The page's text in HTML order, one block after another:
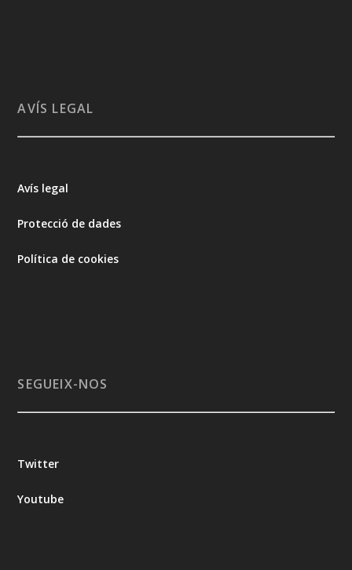
AVÍS LEGAL
Avís legal
Protecció de dades
Política de cookies
SEGUEIX-NOS
Twitter
Youtube